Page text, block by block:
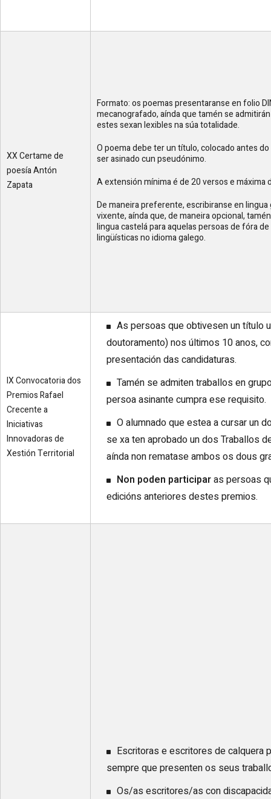
XX Certame de
poesía Antón
Zapata
Formato: os poemas presentaranse en folio
mecanografado, aínda que tamén se
estes sexan lexibles na súa totalidade.
O poema debe ter un título, colocado antes
ser asinado cun pseudónimo.
A extensión mínima é de 20 versos e máxima
De maneira preferente, escribiranse en
vixente, aínda que, de maneira opcional,
lingua castelá para aquelas persoas de fóra
lingüísticas no idioma galego.
IX Convocatoria dos
Premios Rafael
Crecente a
Iniciativas
Innovadoras de
Xestión Territorial
As persoas que obtivesen un título
doutoramento) nos últimos 10 anos,
presentación das candidaturas.
Tamén se admiten traballos en
persoa asinante cumpra ese requisito.
O alumnado que estea a cursar un
se xa ten aprobado un dos Traballos
aínda non rematase ambos os dous
Non poden participaras persoas
edicións anteriores destes premios.
Escritoras e escritores de calquera
sempre que presenten os seus
Os/as escritores/as con